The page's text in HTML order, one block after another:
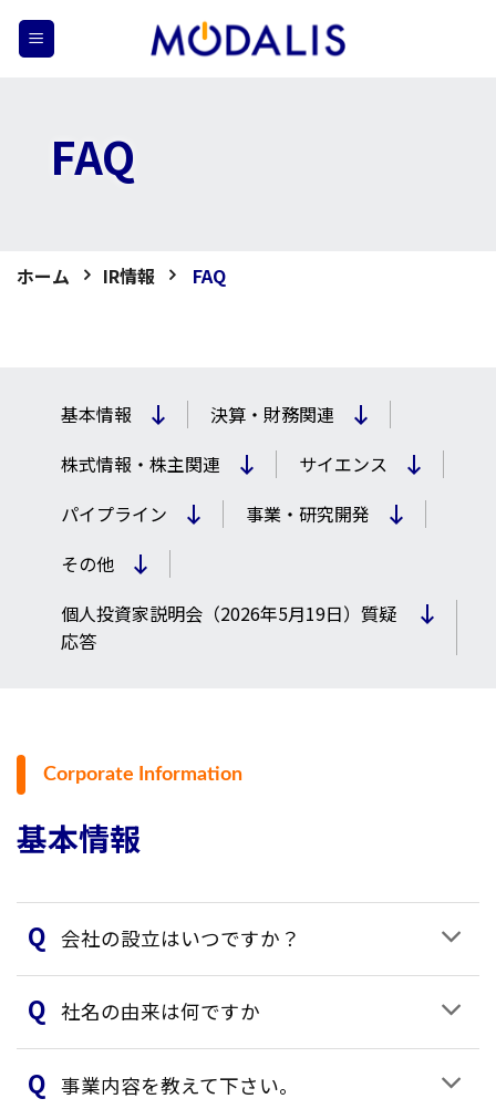
FAQ
ホーム IR情報 FAQ
基本情報
決算・財務関連
株式情報・株主関連
サイエンス
パイプライン
事業・研究開発
その他
個人投資家説明会（2026年5月19日）質疑
応答
Corporate Information
基本情報
会社の設立はいつですか？
社名の由来は何ですか
事業内容を教えて下さい。